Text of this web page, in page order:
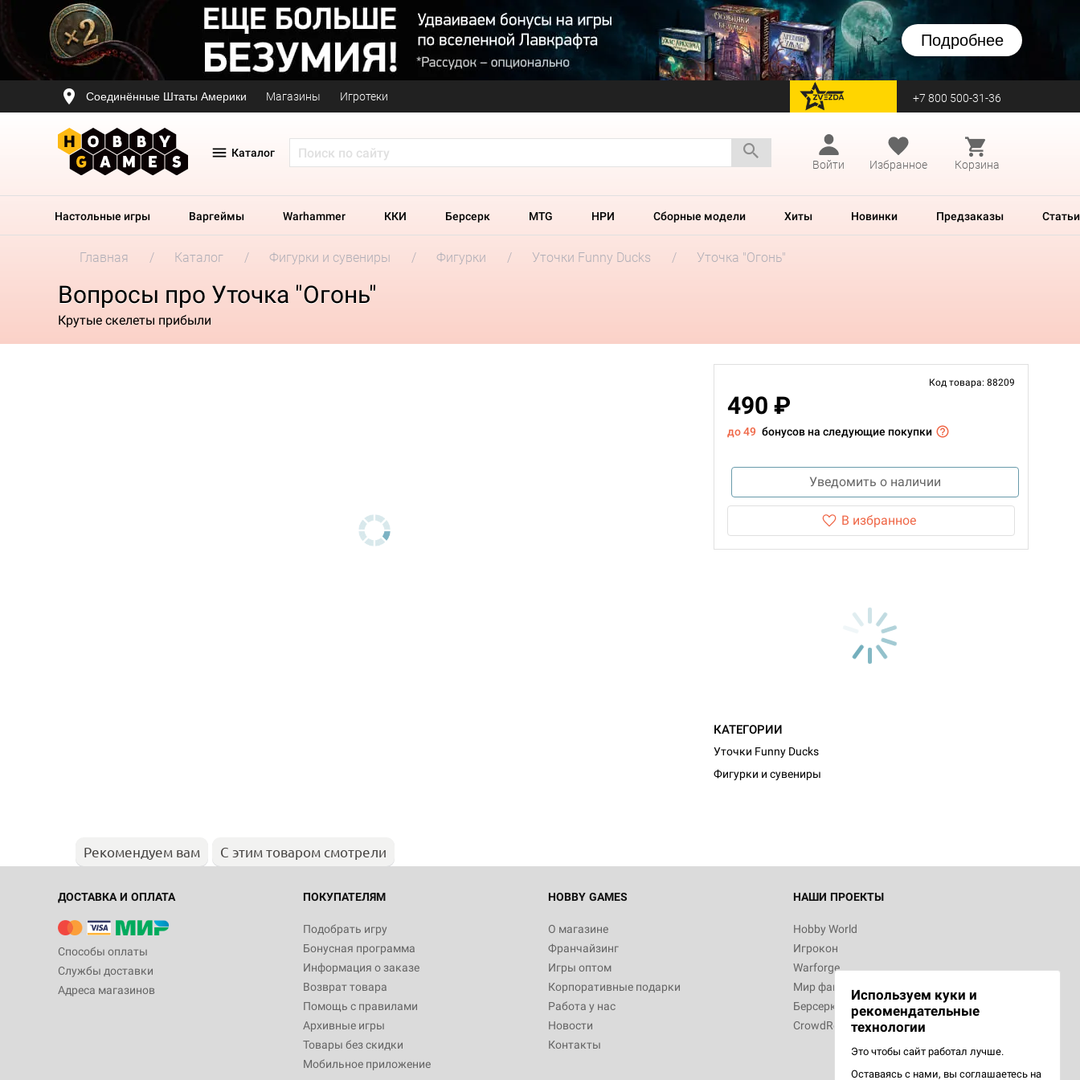
Подробнее
Соединённые Штаты Америки Магазины Игротеки перейти на Zvezda +7 800 500-31-36
Каталог
Войти
Избранное Корзина
Настольные игры Варгеймы Warhammer ККИ Берсерк MTG НРИ Сборные модели Хиты Новинки Предзаказы Статьи
Главная Каталог Фигурки и сувениры Фигурки Уточки Funny Ducks Уточка "Огонь"
Вопросы про Уточка "Огонь"
Крутые скелеты прибыли
Код товара: 88209
490 ₽
до 49 бонусов на следующие покупки
Уведомить о наличии
В избранное
КАТЕГОРИИ
Уточки Funny Ducks
Фигурки и сувениры
Рекомендуем вам С этим товаром смотрели
ДОСТАВКА И ОПЛАТА
Способы оплаты
Службы доставки
Адреса магазинов
ПОКУПАТЕЛЯМ
Подобрать игру
Бонусная программа
Информация о заказе
Возврат товара
Помощь с правилами
Архивные игры
Товары без скидки
Мобильное приложение
HOBBY GAMES
О магазине
Франчайзинг
Игры оптом
Корпоративные подарки
Работа у нас
Новости
Контакты
НАШИ ПРОЕКТЫ
Hobby World
Игрокон
Warforge
Мир фантастики
Берсерк
CrowdRepublic
Используем куки и
рекомендательные
технологии
Это чтобы сайт работал лучше.
Оставаясь с нами, вы соглашаетесь на